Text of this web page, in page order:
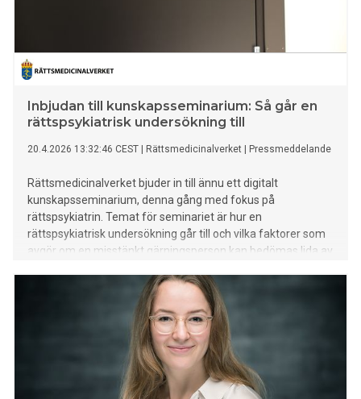
Inbjudan till kunskapsseminarium: Så går en
rättspsykiatrisk undersökning till
20.4.2026 13:32:46 CEST Rättsmedicinalverket Pressmeddelande
Rättsmedicinalverket bjuder in till ännu ett digitalt
kunskapsseminarium, denna gång med fokus på
rättspsykiatrin. Temat för seminariet är hur en
rättspsykiatrisk undersökning går till och vilka faktorer som
avgör om en misstänkt gärningsperson kan bedömas lida av